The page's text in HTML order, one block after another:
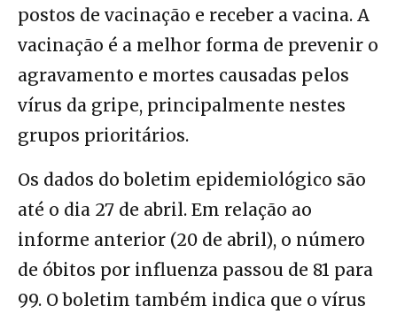
postos de vacinação e receber a vacina. A
vacinação é a melhor forma de prevenir o
agravamento e mortes causadas pelos
vírus da gripe, principalmente nestes
grupos prioritários.
Os dados do boletim epidemiológico são
até o dia 27 de abril. Em relação ao
informe anterior (20 de abril), o número
de óbitos por influenza passou de 81 para
99. O boletim também indica que o vírus